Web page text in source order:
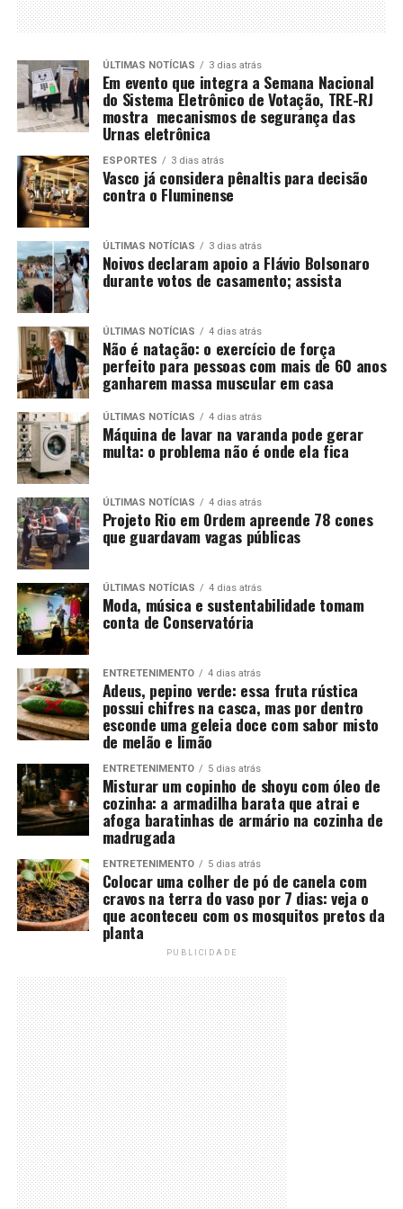
ÚLTIMAS NOTÍCIAS 3 dias atrás
Em evento que integra a Semana Nacional
do Sistema Eletrônico de Votação, TRE-RJ
mostra mecanismos de segurança das
Urnas eletrônica
ESPORTES 3 dias atrás
Vasco já considera pênaltis para decisão
contra o Fluminense
ÚLTIMAS NOTÍCIAS 3 dias atrás
Noivos declaram apoio a Flávio Bolsonaro
durante votos de casamento; assista
ÚLTIMAS NOTÍCIAS 4 dias atrás
Não é natação: o exercício de força
perfeito para pessoas com mais de 60 anos
ganharem massa muscular em casa
ÚLTIMAS NOTÍCIAS 4 dias atrás
Máquina de lavar na varanda pode gerar
multa: o problema não é onde ela fica
ÚLTIMAS NOTÍCIAS 4 dias atrás
Projeto Rio em Ordem apreende 78 cones
que guardavam vagas públicas
ÚLTIMAS NOTÍCIAS 4 dias atrás
Moda, música e sustentabilidade tomam
conta de Conservatória
ENTRETENIMENTO 4 dias atrás
Adeus, pepino verde: essa fruta rústica
possui chifres na casca, mas por dentro
esconde uma geleia doce com sabor misto
de melão e limão
ENTRETENIMENTO 5 dias atrás
Misturar um copinho de shoyu com óleo de
cozinha: a armadilha barata que atrai e
afoga baratinhas de armário na cozinha de
madrugada
ENTRETENIMENTO 5 dias atrás
Colocar uma colher de pó de canela com
cravos na terra do vaso por 7 dias: veja o
que aconteceu com os mosquitos pretos da
planta
PUBLICIDADE